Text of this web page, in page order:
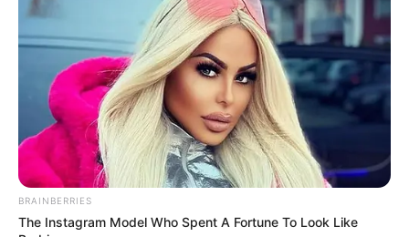
BRAINBERRIES
The Instagram Model Who Spent A Fortune To Look Like